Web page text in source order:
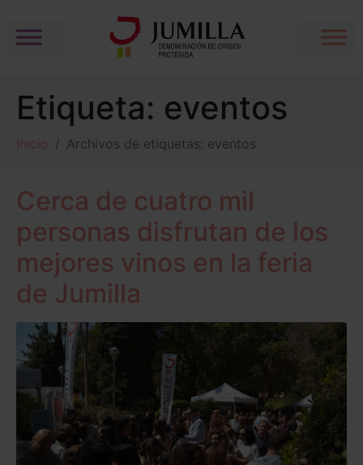
Etiqueta: eventos
Inicio Archivos de etiquetas: eventos
Cerca de cuatro mil
personas disfrutan de los
mejores vinos en la feria
de Jumilla